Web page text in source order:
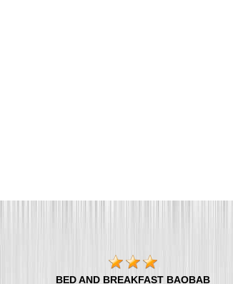
BED AND BREAKFAST BAOBAB